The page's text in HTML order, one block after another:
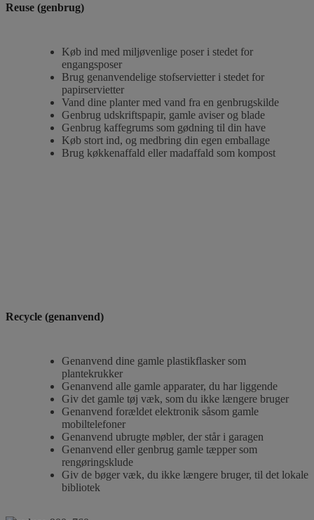
Reuse (genbrug)
Køb ind med miljøvenlige poser i stedet for
engangsposer
Brug genanvendelige stofservietter i stedet for
papirservietter
Vand dine planter med vand fra en genbrugskilde
Genbrug udskriftspapir, gamle aviser og blade
Genbrug kaffegrums som gødning til din have
Køb stort ind, og medbring din egen emballage
Brug køkkenaffald eller madaffald som kompost
Recycle (genanvend)
Genanvend dine gamle plastikflasker som
plantekrukker
Genanvend alle gamle apparater, du har liggende
Giv det gamle tøj væk, som du ikke længere bruger
Genanvend forældet elektronik såsom gamle
mobiltelefoner
Genanvend ubrugte møbler, der står i garagen
Genanvend eller genbrug gamle tæpper som
rengøringsklude
Giv de bøger væk, du ikke længere bruger, til det lokale
bibliotek